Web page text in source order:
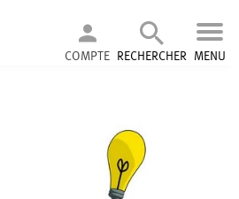
COMPTE RECHERCHER MENU